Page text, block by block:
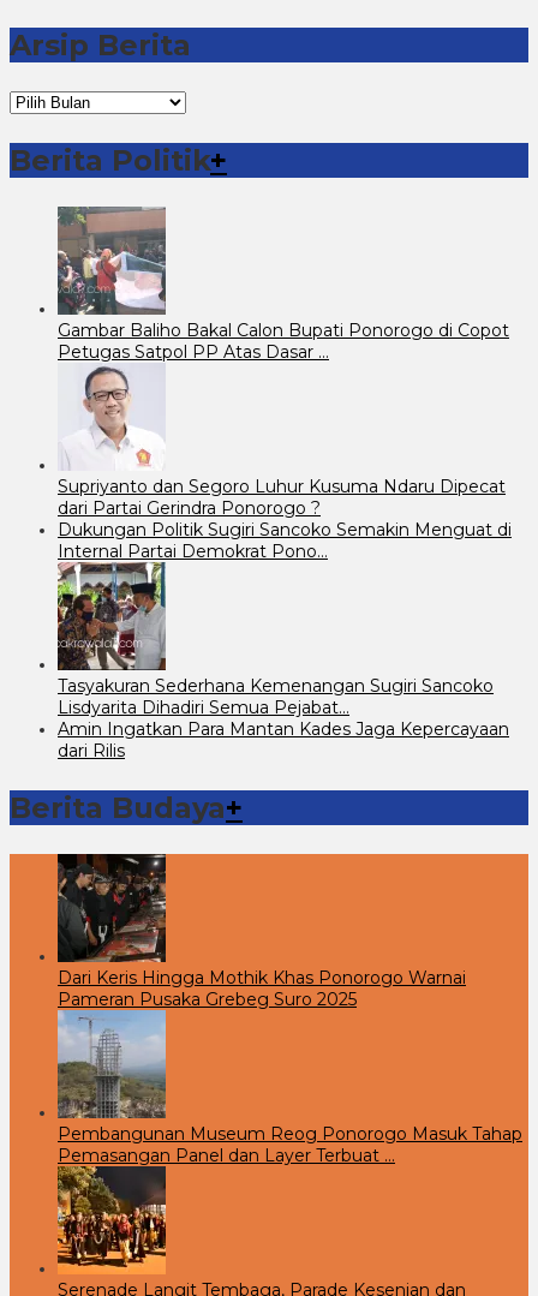
Arsip Berita
Arsip
Berita
Berita Politik+
Gambar Baliho Bakal Calon Bupati Ponorogo di Copot
Petugas Satpol PP Atas Dasar …
Supriyanto dan Segoro Luhur Kusuma Ndaru Dipecat
dari Partai Gerindra Ponorogo ?
Dukungan Politik Sugiri Sancoko Semakin Menguat di
Internal Partai Demokrat Pono…
Tasyakuran Sederhana Kemenangan Sugiri Sancoko
Lisdyarita Dihadiri Semua Pejabat…
Amin Ingatkan Para Mantan Kades Jaga Kepercayaan
dari Rilis
Berita Budaya+
Dari Keris Hingga Mothik Khas Ponorogo Warnai
Pameran Pusaka Grebeg Suro 2025
Pembangunan Museum Reog Ponorogo Masuk Tahap
Pemasangan Panel dan Layer Terbuat …
Serenade Langit Tembaga, Parade Kesenian dan